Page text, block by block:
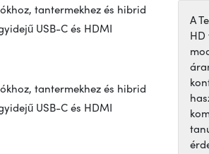
tantermekhez és hibrid
USB-C és HDMI
tantermekhez és hibrid
USB-C és HDMI
A